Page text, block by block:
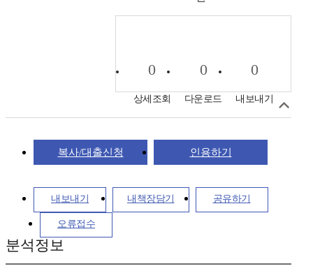
0
상세조회
0
다운로드
0
내보내기
복사/대출신청 인용하기
내보내기 내책장담기 공유하기
오류접수
분석정보